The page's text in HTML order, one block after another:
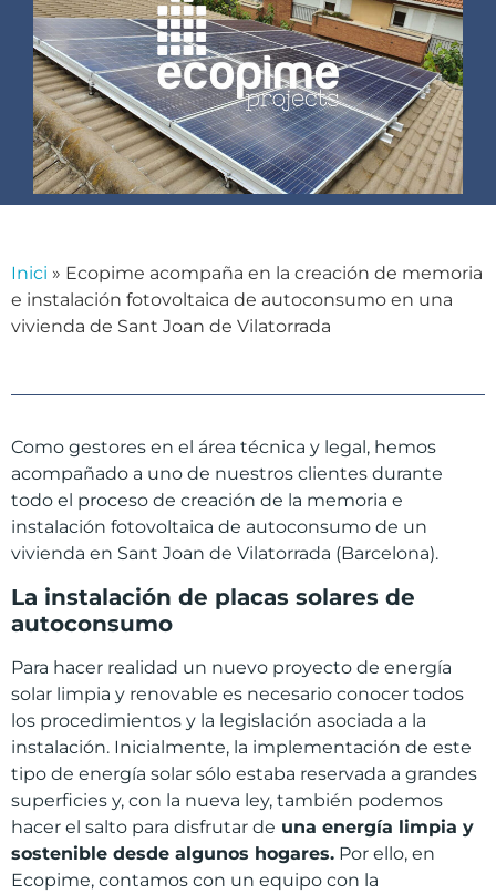
Inici » Ecopime acompaña en la creación de memoria
e instalación fotovoltaica de autoconsumo en una
vivienda de Sant Joan de Vilatorrada
Como gestores en el área técnica y legal, hemos
acompañado a uno de nuestros clientes durante
todo el proceso de creación de la memoria e
instalación fotovoltaica de autoconsumo de un
vivienda en Sant Joan de Vilatorrada (Barcelona).
La instalación de placas solares de
autoconsumo
Para hacer realidad un nuevo proyecto de energía
solar limpia y renovable es necesario conocer todos
los procedimientos y la legislación asociada a la
instalación. Inicialmente, la implementación de este
tipo de energía solar sólo estaba reservada a grandes
superficies y, con la nueva ley, también podemos
hacer el salto para disfrutar de una energía limpia y
sostenible desde algunos hogares. Por ello, en
Ecopime, contamos con un equipo con la